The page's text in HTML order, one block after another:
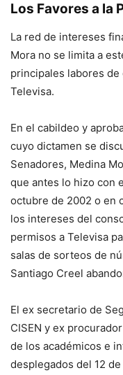
Los Favores a la
La red de intereses
Mora no se limita a
principales labores
Televisa.
En el cabildeo y
cuyo dictamen se
Senadores, Medina
que antes lo hizo con
octubre de 2002 o en
los intereses del
permisos a Televisa
salas de sorteos de
Santiago Creel
El ex secretario de
CISEN y ex
de los académicos e
desplegados del 12